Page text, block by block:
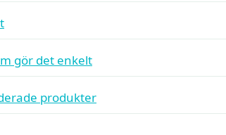
gör det enkelt
produkter